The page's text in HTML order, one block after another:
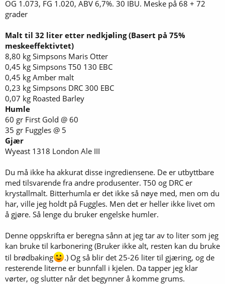
OG 1.073, FG 1.020, ABV 6,7%. 30 IBU. Meske på 68 + 72
grader
Malt til 32 liter etter nedkjøling (Basert på 75%
meskeeffektivtet)
8,80 kg Simpsons Maris Otter
0,45 kg Simpsons T50 130 EBC
0,45 kg Amber malt
0,23 kg Simpsons DRC 300 EBC
0,07 kg Roasted Barley
Humle
60 gr First Gold @ 60
35 gr Fuggles @ 5
Gjær
Wyeast 1318 London Ale III
Du må ikke ha akkurat disse ingrediensene. De er utbyttbare
med tilsvarende fra andre produsenter. T50 og DRC er
krystallmalt. Bitterhumla er det ikke så nøye med, men om du
har, ville jeg holdt på Fuggles. Men det er heller ikke livet om
å gjøre. Så lenge du bruker engelske humler.
Denne oppskrifta er beregna sånn at jeg tar av to liter som jeg
kan bruke til karbonering (Bruker ikke alt, resten kan du bruke
til brødbaking
.) Og så blir det 25-26 liter til gjæring, og de
resterende literne er bunnfall i kjelen. Da tapper jeg klar
vørter, og slutter når det begynner å komme grums.